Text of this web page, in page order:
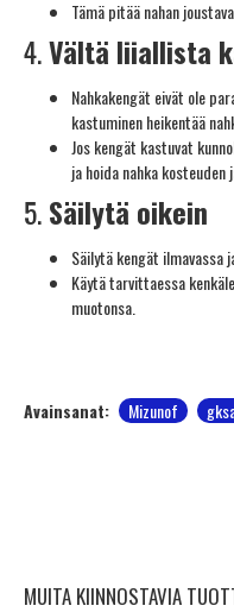
Tämä pitää nahan
4.Vältä liiallista
Nahkakengät eivät ole
kastuminen heikentää
Jos kengät kastuvat
ja hoida nahka kosteuden
5.Säilytä oikein
Säilytä kengät ilmavassa
Käytä tarvittaessa
muotonsa.
Avainsanat: Mizunof
MUITA KIINNOSTAVIA